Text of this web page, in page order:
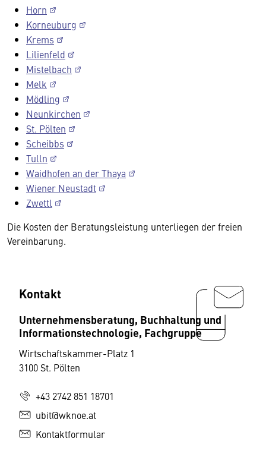
Horn
Korneuburg
Krems
Lilienfeld
Mistelbach
Melk
Mödling
Neunkirchen
St. Pölten
Scheibbs
Tulln
Waidhofen an der Thaya
Wiener Neustadt
Zwettl
Die Kosten der Beratungsleistung unterliegen der freien
Vereinbarung.
Kontakt
Unternehmensberatung, Buchhaltung und
Informationstechnologie, Fachgruppe
Wirtschaftskammer-Platz 1
3100 St. Pölten
+43 2742 851 18701
ubit@wknoe.at
Kontaktformular